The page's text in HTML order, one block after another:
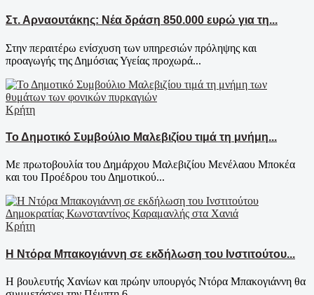
Στ. Αρναουτάκης: Νέα δράση 850.000 ευρώ για τη...
Στην περαιτέρω ενίσχυση των υπηρεσιών πρόληψης και
προαγωγής της Δημόσιας Υγείας προχωρά...
Κρήτη
Το Δημοτικό Συμβούλιο Μαλεβιζίου τιμά τη μνήμη...
Με πρωτοβουλία του Δημάρχου Μαλεβιζίου Μενέλαου Μποκέα
και του Προέδρου του Δημοτικού...
Κρήτη
Η Ντόρα Μπακογιάννη σε εκδήλωση του Ινστιτούτου...
Η βουλευτής Χανίων και πρώην υπουργός Ντόρα Μπακογιάννη θα